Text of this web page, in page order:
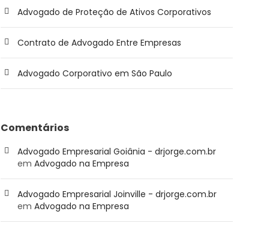
Advogado de Proteção de Ativos Corporativos
Contrato de Advogado Entre Empresas
Advogado Corporativo em São Paulo
Comentários
Advogado Empresarial Goiânia - drjorge.com.br
emAdvogado na Empresa
Advogado Empresarial Joinville - drjorge.com.br
emAdvogado na Empresa